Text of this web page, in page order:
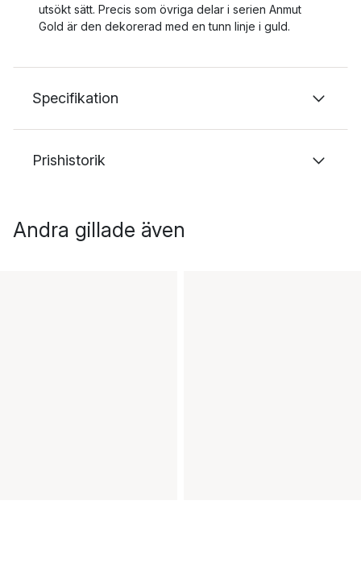
utsökt sätt. Precis som övriga delar i serien Anmut
Gold är den dekorerad med en tunn linje i guld.
Specifikation
Prishistorik
Andra gillade även